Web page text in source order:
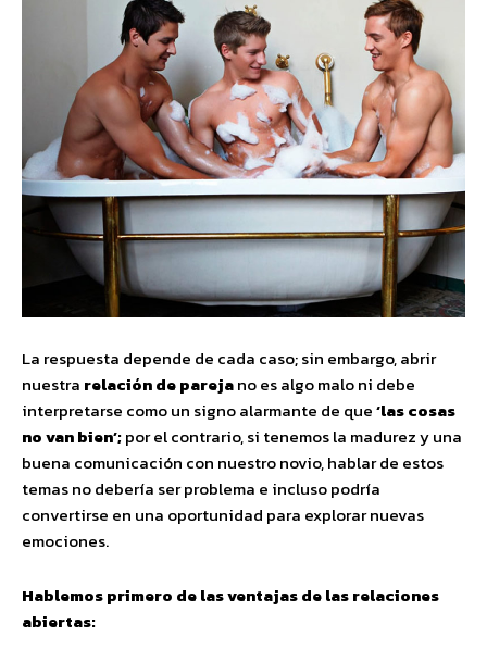
La respuesta depende de cada caso; sin embargo, abrir
nuestra relación de parejano es algo malo ni debe
interpretarse como un signo alarmante de que‘las cosas
no van bien’;por el contrario, si tenemos la madurez y una
buena comunicación con nuestro novio, hablar de estos
temas no debería ser problema e incluso podría
convertirse en una oportunidad para explorar nuevas
emociones.
Hablemos primero de las ventajas de las relaciones
abiertas: